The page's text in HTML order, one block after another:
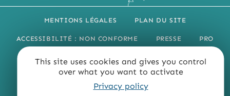
This site uses cookies and gives you control
over what you want to activate
Privacy policy
MENTIONS LÉGALES PLAN DU SITE
ACCESSIBILITÉ : NON CONFORME PRESSE PRO
QUI SOMMES-NOUS ?